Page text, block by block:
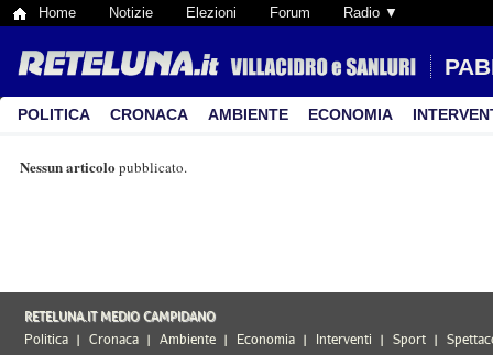
Home Notizie Elezioni Forum Radio ▼
POLITICA CRONACA AMBIENTE ECONOMIA
Nessun articolo pubblicato.